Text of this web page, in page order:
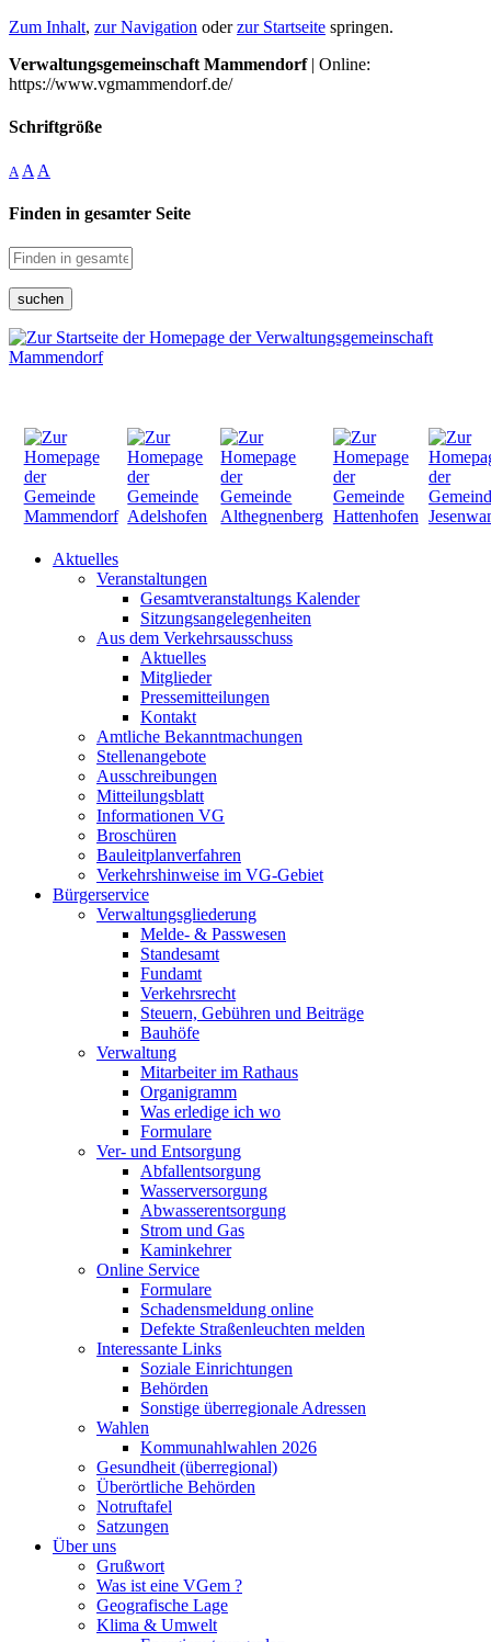
Zum Inhalt, zur Navigation oderzur Startseite springen.
Verwaltungsgemeinschaft Mammendorf| Online:
https://www.vgmammendorf.de/
Schriftgröße
A A A
Finden in gesamter Seite
suchen
Aktuelles
Veranstaltungen
Gesamtveranstaltungs Kalender
Sitzungsangelegenheiten
Aus dem Verkehrsausschuss
Aktuelles
Mitglieder
Pressemitteilungen
Kontakt
Amtliche Bekanntmachungen
Stellenangebote
Ausschreibungen
Mitteilungsblatt
Informationen VG
Broschüren
Bauleitplanverfahren
Verkehrshinweise im VG-Gebiet
Bürgerservice
Verwaltungsgliederung
Melde- & Passwesen
Standesamt
Fundamt
Verkehrsrecht
Steuern, Gebühren und Beiträge
Bauhöfe
Verwaltung
Mitarbeiter im Rathaus
Organigramm
Was erledige ich wo
Formulare
Ver- und Entsorgung
Abfallentsorgung
Wasserversorgung
Abwasserentsorgung
Strom und Gas
Kaminkehrer
Online Service
Formulare
Schadensmeldung online
Defekte Straßenleuchten melden
Interessante Links
Soziale Einrichtungen
Behörden
Sonstige überregionale Adressen
Wahlen
Kommunahlwahlen 2026
Gesundheit (überregional)
Überörtliche Behörden
Notruftafel
Satzungen
Über uns
Grußwort
Was ist eine VGem ?
Geografische Lage
Klima & Umwelt